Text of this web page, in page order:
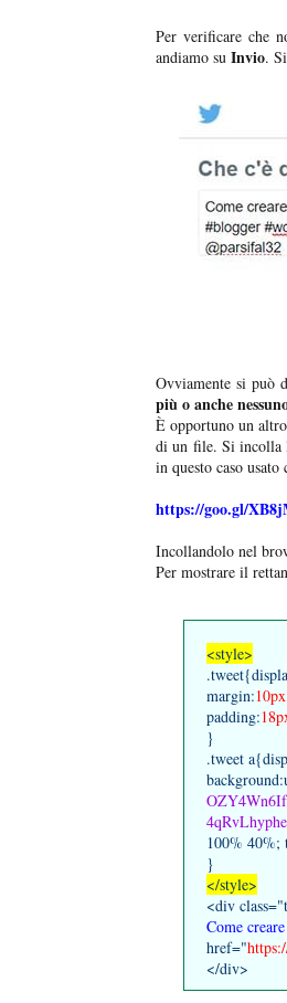
Per verificare che
andiamo su Invio.
Ovviamente si può
più o anche
È opportuno un
di un file. Si
in questo caso usato
https://goo.gl/
Incollandolo nel
Per mostrare il
<style>
margin:
padding:
}
.tweet
100% 40%;
}
</style>
<div
Come
href="
</div>